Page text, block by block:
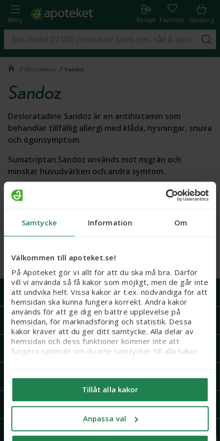
Samtycke Information Om
Välkommen till apoteket.se!
På Apoteket gör vi allt för att du ska må bra. Därför
vill vi använda så få kakor som möjligt, men de går inte
att undvika helt. Vissa kakor är t.ex. nödvändiga för att
hemsidan ska kunna fungera korrekt. Andra kakor
används för att ge dig en bättre upplevelse på
hemsidan, för marknadsföring och statistik. Dessa
kakor kräver att du ger ditt samtycke. Alla delar av
hemsidan och dess funktioner kommer inte att
fungera optimalt om du inte samtycker till alla kakor.
komma att behandlas genom kakor, eftersom vi bl. a.
säljer integritetskänsliga produkter som receptfria
läkemedel och produkter relaterade till hälsostatus
och sex. När du samtycker till kakor samtycker du
också till att känsliga personuppgifter kan behandlas
för samma ändamål.
Tillåt alla kakor
Anpassa val
Meny Recept Favoriter Varukorg
/ Varumärken / Sandoz
Sandoz
Desloratadine Sandoz är en antihistamin som
behandlar tillfällig allergi med klåda, nysningar, snuva
och ögonsymptom.
Sumatriptan Sandoz används mot migrän och
minskar huvudvärken och andra symtom.
Köp Sumatriptan Sandoz, Desloratadine Sandoz och
Vagidonna
Relevans
Visar:0produkter
Handla på Apoteket
Support
Recept och läkemedel
Om Apoteket
Mer från Apoteket
Följ oss